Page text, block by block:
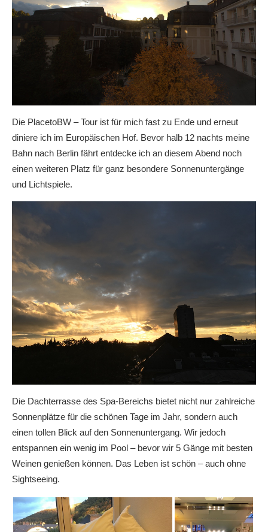
Die PlacetoBW – Tour ist für mich fast zu Ende und erneut
diniere ich im Europäischen Hof. Bevor halb 12 nachts meine
Bahn nach Berlin fährt entdecke ich an diesem Abend noch
einen weiteren Platz für ganz besondere Sonnenuntergänge
und Lichtspiele.
Die Dachterrasse des Spa-Bereichs bietet nicht nur zahlreiche
Sonnenplätze für die schönen Tage im Jahr, sondern auch
einen tollen Blick auf den Sonnenuntergang. Wir jedoch
entspannen ein wenig im Pool – bevor wir 5 Gänge mit besten
Weinen genießen können. Das Leben ist schön – auch ohne
Sightseeing.